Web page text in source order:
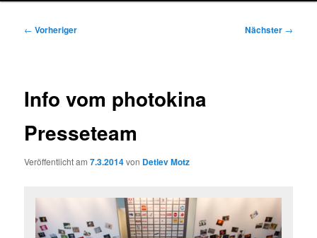
Beitragsnavigation
← Vorheriger Nächster →
Info vom photokina
Presseteam
Veröffentlicht am7.3.2014von Detlev Motz